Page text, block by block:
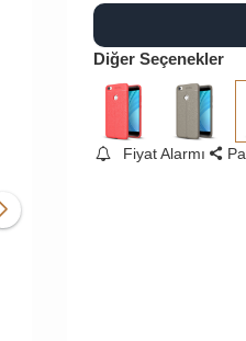
Diğer Seçenekler
Fiyat Alarmı